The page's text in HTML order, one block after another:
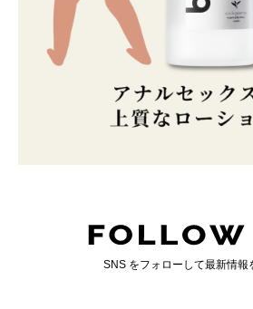
SNS をフォローして最新情報